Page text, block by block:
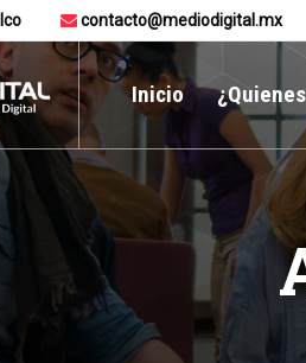
contacto@mediodigital.mx
Inicio